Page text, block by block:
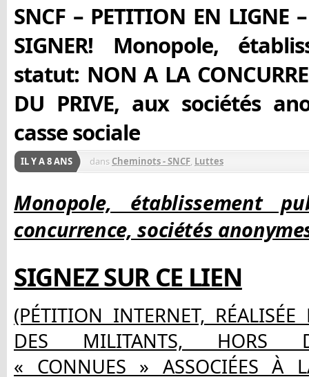
SNCF – PETITION EN LIGNE
SIGNER! Monopole,
statut: NON A LA
DU PRIVE, aux sociétés
casse sociale
IL Y A 8 ANS dans Cheminots - SNCF, Luttes
Monopole, établissement
concurrence, sociétés
SIGNEZ SUR CE LIEN
(PÉTITION INTERNET, RÉALISÉE
DES MILITANTS, HORS
« CONNUES » ASSOCIÉES À